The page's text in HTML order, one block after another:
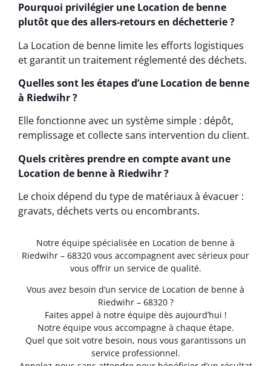
Pourquoi privilégier une Location de benne
plutôt que des allers-retours en déchetterie ?
La Location de benne limite les efforts logistiques
et garantit un traitement réglementé des déchets.
Quelles sont les étapes d’une Location de benne
à Riedwihr ?
Elle fonctionne avec un système simple : dépôt,
remplissage et collecte sans intervention du client.
Quels critères prendre en compte avant une
Location de benne à Riedwihr ?
Le choix dépend du type de matériaux à évacuer :
gravats, déchets verts ou encombrants.
Notre équipe spécialisée en Location de benne à
Riedwihr – 68320 vous accompagnent avec sérieux pour
vous offrir un service de qualité.
Vous avez besoin d’un service de Location de benne à
Riedwihr – 68320 ?
Faites appel à notre équipe dès aujourd’hui !
Notre équipe vous accompagne à chaque étape.
Quel que soit votre besoin, nous vous garantissons un
service professionnel.